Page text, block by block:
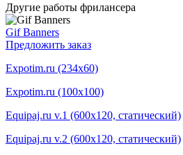
Другие работы фрилансера
Gif Banners
Предложить заказ
Expotim.ru (234x60)
Expotim.ru (100x100)
Equipaj.ru v.1 (600x120, статический)
Equipaj.ru v.2 (600x120, статический)